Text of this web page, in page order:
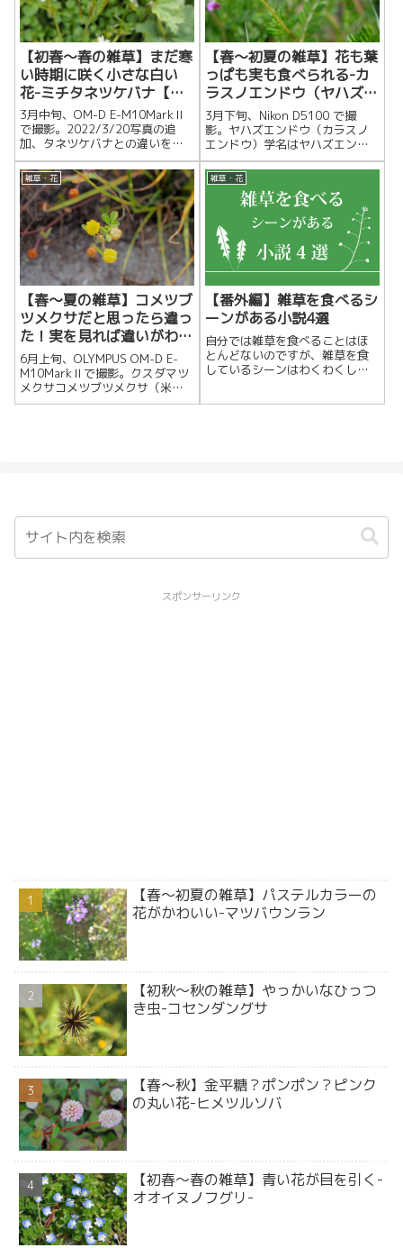
【初春～春の雑草】まだ寒
い時期に咲く小さな白い
花-ミチタネツケバナ【タ
ネツケバナとの違いは？】
3月中旬、OM-D E-M10MarkⅡ
で撮影。2022/3/20写真の追
加、タネツケバナとの違いを追
記しました。ミチタネツケバナ2
月頃から小さな白い花を見かけ...
【春～初夏の雑草】花も葉
っぱも実も食べられる-カ
ラスノエンドウ（ヤハズエ
ンドウ）
3月下旬、Nikon D5100 で撮
影。ヤハズエンドウ（カラスノ
エンドウ）学名はヤハズエンド
ウ（矢筈豌豆）。でも、カラス
ノエンドウ（烏野豌豆）と呼ぶ
のが個人的...
雑草・花
【春～夏の雑草】コメツブ
ツメクサだと思ったら違っ
た！実を見れば違いがわか
る-クスダマツメクサ
6月上旬、OLYMPUS OM-D E-
M10MarkⅡで撮影。クスダマツ
メクサコメツブツメクサ（米粒
詰草）だと混同していたのが、
雑草・花
【番外編】雑草を食べるシ
ーンがある小説4選
自分では雑草を食べることはほ
とんどないのですが、雑草を食
しているシーンはわくわくしま
スポンサーリンク
【春～初夏の雑草】パステルカラーの
花がかわいい-マツバウンラン
【初秋～秋の雑草】やっかいなひっつ
き虫-コセンダングサ
【春～秋】金平糖？ポンポン？ピンク
の丸い花-ヒメツルソバ
【初春～春の雑草】青い花が目を引く-
オオイヌノフグリ-